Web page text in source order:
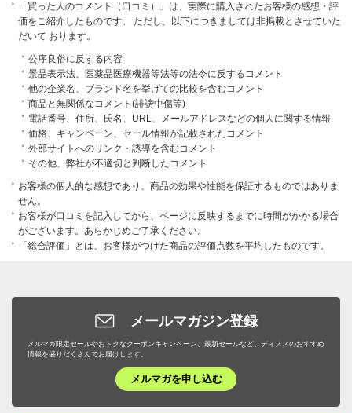
「買った人のコメント（口コミ）」は、実際に購入されたお客様の感想・評
価をご紹介したものです。 ただし、以下につきましては非掲載とさせていた
だいて おります。
公序良俗に反する内容
景品表示法、医薬品医療機器等法等の法令に反するコメント
他の企業名、ブランド名を挙げての比較を含むコメント
商品と無関係なコメント(誹謗中傷等)
電話番号、住所、氏名、URL、メールアドレスなどの個人に関する情報
価格、キャンペーン、セール情報が記載されたコメント
外部サイトへのリンク・誘導を含むコメント
その他、弊社が不適切と判断したコメント
お客様の個人的な感想であり、商品の効果や性能を保証するものではありま
せん。
お客様が口コミを記入してから、ページに反映するまでに時間がかかる場合
がございます。あらかじめご了承ください。
「総合評価」とは、お客様がつけた商品の評価点数を平均したものです。
メールマガジン登録
メルマガ限定セールやおトクなクーポンキャンペーン、最新セールなど、ディノスのおすすめ
情報を盛りだくさんでお届けします。
メルマガを申し込む